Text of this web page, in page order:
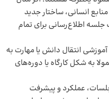
انسانی، ساختار جدید
اطلاع‌رسانی برای تمام
انتقال دانش یا مهارت به
به شکل کارگاه یا دوره‌های
عملکرد و پیشرفت